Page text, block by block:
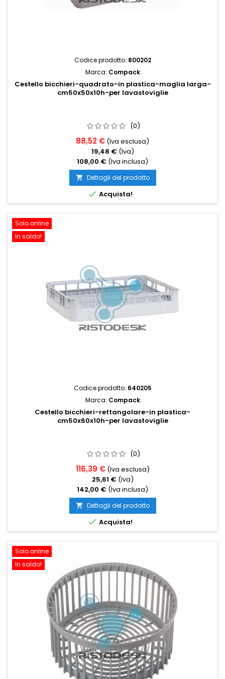
Codice prodotto: 800202
Marca: Compack
Cestello bicchieri-quadrato-in plastica-maglia larga-
cm50x50x10h-per lavastoviglie
(0)
88,52 € (Iva esclusa)
19,48 € (Iva)
108,00 € (Iva inclusa)
 Dettagli del prodotto
 Acquista!
Solo online
In saldo!
Codice prodotto: 640205
Marca: Compack
Cestello bicchieri-rettangolare-in plastica-
cm50x60x10h-per lavastoviglie
(0)
116,39 € (Iva esclusa)
25,61 € (Iva)
142,00 € (Iva inclusa)
 Dettagli del prodotto
 Acquista!
Solo online
In saldo!